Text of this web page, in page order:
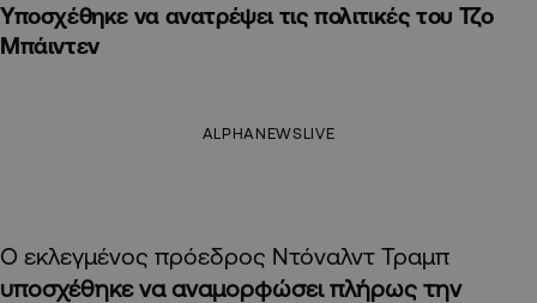
Υποσχέθηκε να ανατρέψει τις πολιτικές του Τζο
Μπάιντεν
ALPHANEWSLIVE
Ο εκλεγμένος πρόεδρος Ντόναλντ Τραμπ
υποσχέθηκε να αναμορφώσει πλήρως την